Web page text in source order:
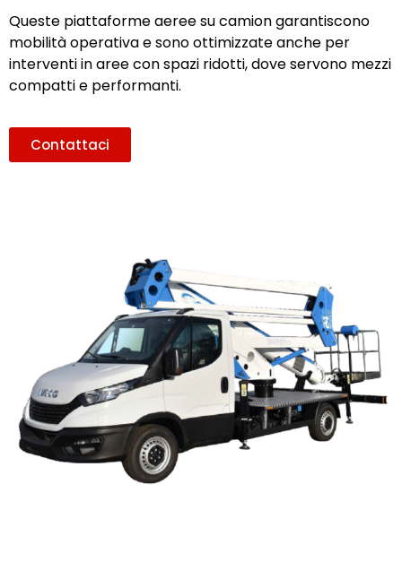
Queste piattaforme aeree su camion garantiscono
mobilità operativa e sono ottimizzate anche per
interventi in aree con spazi ridotti, dove servono mezzi
compatti e performanti.
Contattaci